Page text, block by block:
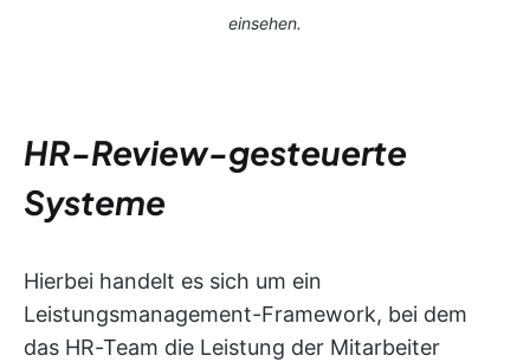
einsehen.
HR-Review-gesteuerte
Systeme
Hierbei handelt es sich um ein
Leistungsmanagement-Framework, bei dem
das HR-Team die Leistung der Mitarbeiter